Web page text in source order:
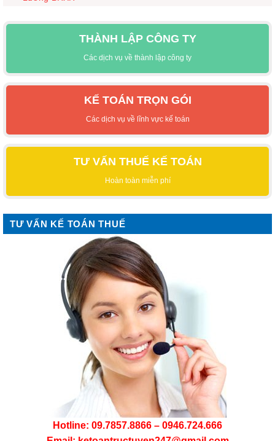
THÀNH LẬP CÔNG TY
Các dịch vụ về thành lập công ty
KẾ TOÁN TRỌN GÓI
Các dịch vụ về lĩnh vực kế toán
TƯ VẤN THUẾ KẾ TOÁN
Hoàn toàn miễn phí
TƯ VẤN KẾ TOÁN THUẾ
Hotline: 09.7857.8866 – 0946.724.666